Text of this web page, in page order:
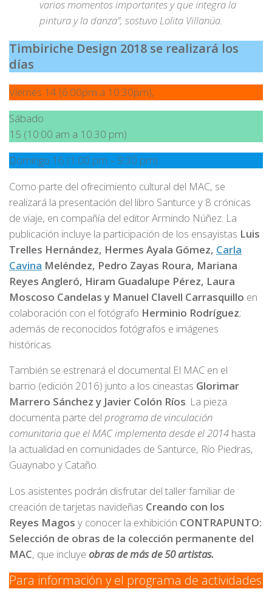
varios momentos importantes y que integra la
pintura y la danza”, sostuvo Lolita Villanúa.
Timbiriche Design 2018 se realizará los
días
Viernes 14 (6:00pm a 10:30pm),
Sábado
15 (10:00 am a 10:30 pm)
Domingo 16 (1:00 pm – 9:30 pm).
Como parte del ofrecimiento cultural del MAC, se
realizará la presentación del libro Santurce y 8 crónicas
de viaje, en compañía del editor Armindo Núñez. La
publicación incluye la participación de los ensayistas Luis
Trelles Hernández, Hermes Ayala Gómez, Carla
Cavina Meléndez, Pedro Zayas Roura, Mariana
Reyes Angleró, Hiram Guadalupe Pérez, Laura
Moscoso Candelas y Manuel Clavell Carrasquillo en
colaboración con el fotógrafo Herminio Rodríguez;
además de reconocidos fotógrafos e imágenes
históricas.
También se estrenará el documental El MAC en el
barrio (edición 2016) junto a los cineastas Glorimar
Marrero Sánchez y Javier Colón Ríos. La pieza
documenta parte del programa de vinculación
comunitaria que el MAC implementa desde el 2014 hasta
la actualidad en comunidades de Santurce, Río Piedras,
Guaynabo y Cataño.
Los asistentes podrán disfrutar del taller familiar de
creación de tarjetas navideñas Creando con los
Reyes Magos y conocer la exhibición CONTRAPUNTO:
Selección de obras de la colección permanente del
MAC, que incluye obras de más de 50 artistas.
Para información y el programa de actividades